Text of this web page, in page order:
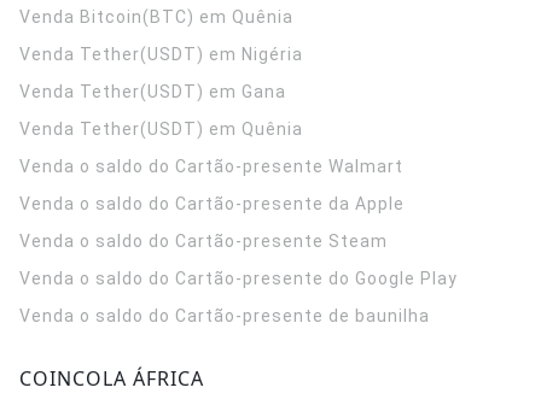
Venda Bitcoin(BTC) em Quênia
Venda Tether(USDT) em Nigéria
Venda Tether(USDT) em Gana
Venda Tether(USDT) em Quênia
Venda o saldo do Cartão-presente Walmart
Venda o saldo do Cartão-presente da Apple
Venda o saldo do Cartão-presente Steam
Venda o saldo do Cartão-presente do Google Play
Venda o saldo do Cartão-presente de baunilha
COINCOLA ÁFRICA